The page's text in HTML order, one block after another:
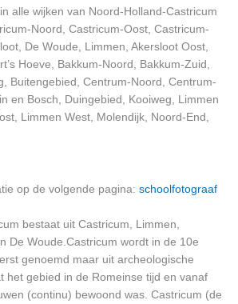
alle wijken van Noord-Holland-Castricum
Noord, Castricum-Oost, Castricum-
De Woude, Limmen, Akersloot Oost,
Hoeve, Bakkum-Noord, Bakkum-Zuid,
Buitengebied, Centrum-Noord, Centrum-
en Bosch, Duingebied, Kooiweg, Limmen
Limmen West, Molendijk, Noord-End,
op de volgende pagina: schoolfotograaf
bestaat uit Castricum, Limmen,
De Woude.Castricum wordt in de 10e
genoemd maar uit archeologische
het gebied in de Romeinse tijd en vanaf
(continu) bewoond was. Castricum (de